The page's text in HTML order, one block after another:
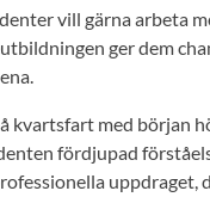
vill gärna arbeta
ger dem
kvartsfart med början
fördjupad
uppdraget,